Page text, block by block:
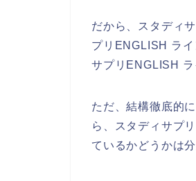
だから、スタディ
プリENGLISH ラ
サプリENGLISH ラ
ただ、結構徹底的
ら、スタディサプ
ているかどうかは